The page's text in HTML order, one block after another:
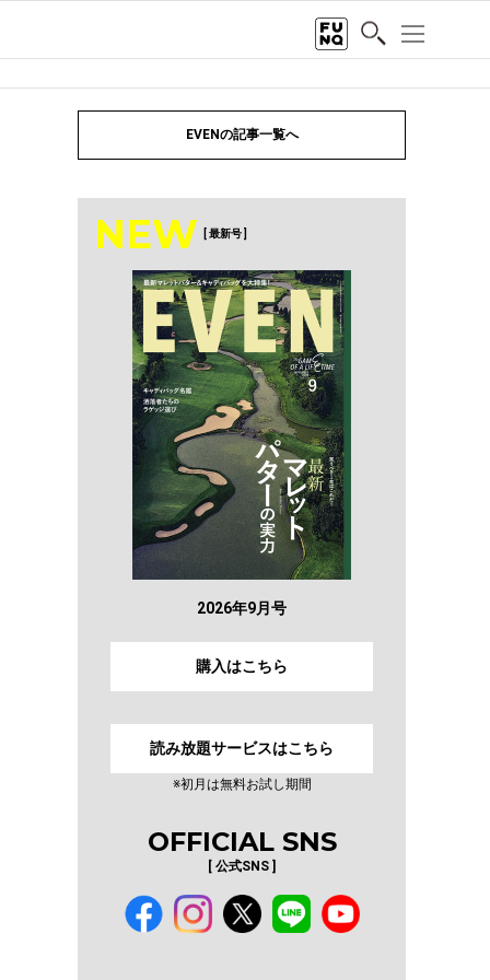
EVENの記事一覧へ
NEW [ 最新号 ]
2026年9月号
購入はこちら
読み放題サービスはこちら
※初月は無料お試し期間
OFFICIAL SNS
[ 公式SNS ]